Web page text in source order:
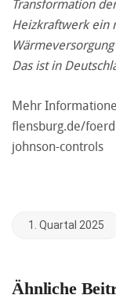
Transformation
Heizkraftwerk ein
Das ist in
Mehr
flensburg.de/
johnson-controls
1. Quartal 2025
Ähnliche